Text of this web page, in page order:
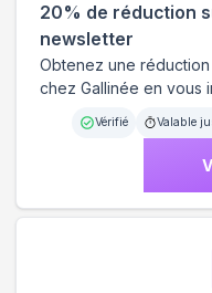
20% de réduction
newsletter
Obtenez une
chez Gallinée en vous
Vérifié Valable